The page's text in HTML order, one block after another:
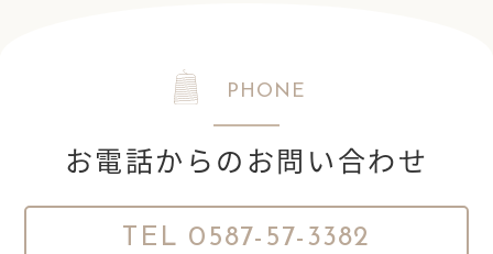
PHONE
お電話からのお問い合わせ
TEL 0587-57-3382